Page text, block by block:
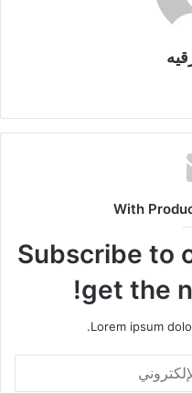
With
Subscribe to
get the
Lorem ipsum